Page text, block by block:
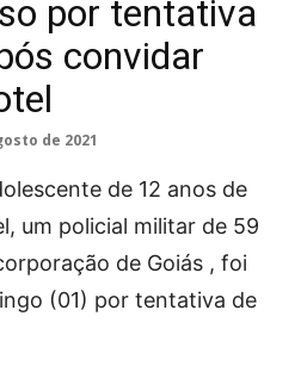
por tentativa
convidar
de 2021
de 12 anos de
um policial militar de 59
de Goiás , foi
(01) por tentativa de